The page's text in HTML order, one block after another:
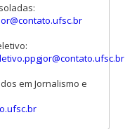
em Jornalismo e